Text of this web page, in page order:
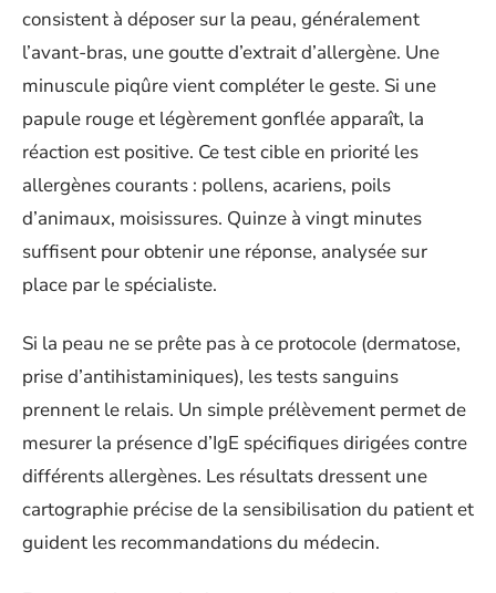
consistent à déposer sur la peau, généralement
l’avant-bras, une goutte d’extrait d’allergène. Une
minuscule piqûre vient compléter le geste. Si une
papule rouge et légèrement gonflée apparaît, la
réaction est positive. Ce test cible en priorité les
allergènes courants : pollens, acariens, poils
d’animaux, moisissures. Quinze à vingt minutes
suffisent pour obtenir une réponse, analysée sur
place par le spécialiste.
Si la peau ne se prête pas à ce protocole (dermatose,
prise d’antihistaminiques), les tests sanguins
prennent le relais. Un simple prélèvement permet de
mesurer la présence d’IgE spécifiques dirigées contre
différents allergènes. Les résultats dressent une
cartographie précise de la sensibilisation du patient et
guident les recommandations du médecin.